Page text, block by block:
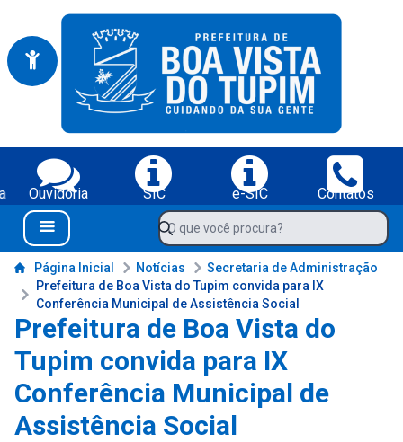
Portal da Prefeitura Municipal de Boa Vista do Tupim-BA
Serviços da Prefeitura Municipal de Boa Vista do Tupim-BA;
Ouvidoria SIC e-SIC
Contatos
Navegue pelo portal da Prefeitura de Boa Vista do Tupim-BA
Menu Bar
O que você procura?
Conteúdo da Prefeitura de Boa Vista do Tupim-BA
Página Inicial Notícias
Secretaria de Administração
Prefeitura de Boa Vista do Tupim convida para IX
Conferência Municipal de Assistência Social
Prefeitura de Boa Vista do
Tupim convida para IX
Conferência Municipal de
Assistência Social